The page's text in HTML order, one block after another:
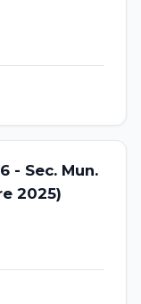
- Sec. Mun.
2025)